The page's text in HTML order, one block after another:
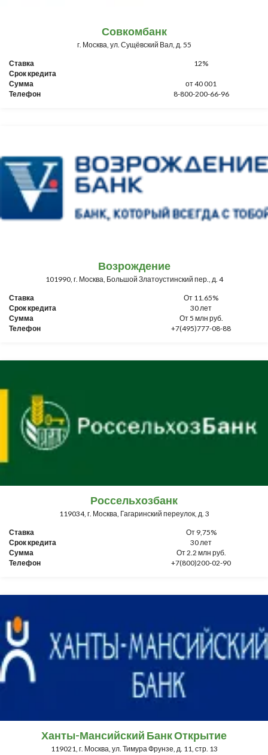
Совкомбанк
г. Москва, ул. Сущёвский Вал, д. 55
Ставка
12%
Срок кредита
Сумма
от 40 001
Телефон
8-800-200-66-96
Возрождение
101990, г. Москва, Большой Златоустинский пер., д. 4
Ставка
От 11.65%
Срок кредита
30 лет
Сумма
От 5 млн руб.
Телефон
+7(495)777-08-88
Россельхозбанк
119034, г. Москва, Гагаринский переулок, д. 3
Ставка
От 9,75%
Срок кредита
30 лет
Сумма
От 2.2 млн руб.
Телефон
+7(800)200-02-90
Ханты-Мансийский Банк Открытие
119021, г. Москва, ул. Тимура Фрунзе, д. 11, стр. 13